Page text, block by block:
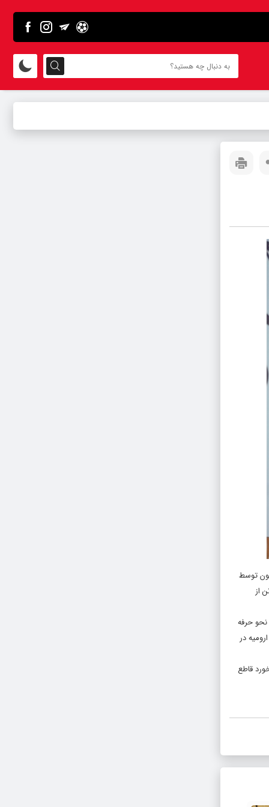
توسط
دادستانی قرار گرفته و دستورات قضایی در مورد شناسایی و دستگیری افراد سرشبکه صادر و طی عملیات پیچیده تعداد ۸ تن از
نحو حرفه
در
قاطع